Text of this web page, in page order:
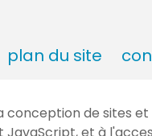
plan du site
de sites